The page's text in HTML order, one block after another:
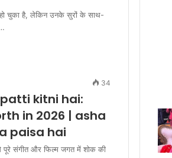
हो चुका है, लेकिन उनके सुरों के साथ-
34
kitni hai:
in 2026 | asha
paisa hai
पूरे संगीत और फिल्म जगत में शोक की